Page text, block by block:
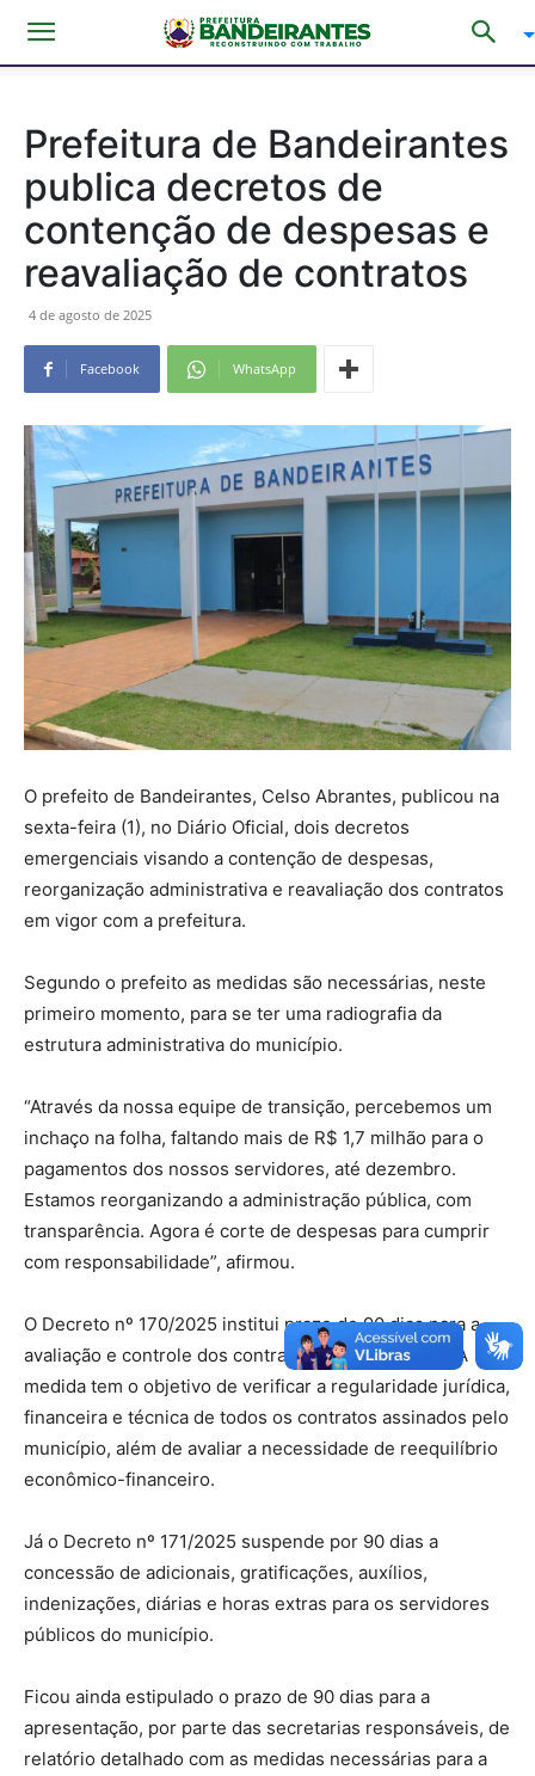
Prefeitura de Bandeirantes
publica decretos de
contenção de despesas e
reavaliação de contratos
4 de agosto de 2025
Facebook WhatsApp
O prefeito de Bandeirantes, Celso Abrantes, publicou na
sexta-feira (1), no Diário Oficial, dois decretos
emergenciais visando a contenção de despesas,
reorganização administrativa e reavaliação dos contratos
em vigor com a prefeitura.
Segundo o prefeito as medidas são necessárias, neste
primeiro momento, para se ter uma radiografia da
estrutura administrativa do município.
“Através da nossa equipe de transição, percebemos um
inchaço na folha, faltando mais de R$ 1,7 milhão para o
pagamentos dos nossos servidores, até dezembro.
Estamos reorganizando a administração pública, com
transparência. Agora é corte de despesas para cumprir
com responsabilidade”, afirmou.
O Decreto nº 170/2025 institui prazo de 90 dias para a
avaliação e controle dos contratos administrativos. A
medida tem o objetivo de verificar a regularidade jurídica,
financeira e técnica de todos os contratos assinados pelo
município, além de avaliar a necessidade de reequilíbrio
econômico-financeiro.
Já o Decreto nº 171/2025 suspende por 90 dias a
concessão de adicionais, gratificações, auxílios,
indenizações, diárias e horas extras para os servidores
públicos do município.
Ficou ainda estipulado o prazo de 90 dias para a
apresentação, por parte das secretarias responsáveis, de
relatório detalhado com as medidas necessárias para a